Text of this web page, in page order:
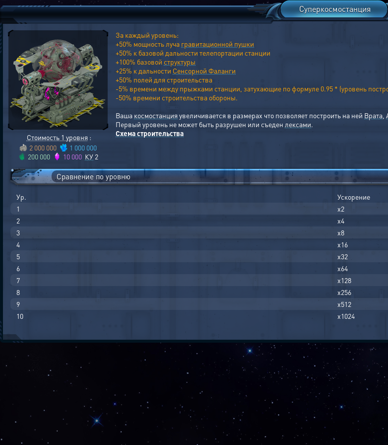
Суперкосмостанция
Стоимость 1 уровня :
2 000 000
1 000 000
200 000
10 000 КУ 2
За каждый уровень:
+50% мощность луча гравитационной пушки
+50% к базовой дальности телепортации станции
+100% базовой структуры
+25% к дальности Сенсорной Фаланги
+50% полей для строительства
-5% времени между прыжками станции, затухающие по формуле 0.95 * (уровень
-50% времени строительства обороны.
Ваша космостанцияувеличивается в размерах что позволяет построить на ней Врата
Первый уровень не может быть разрушен или съеден лексами.
Схема строительства
Сравнение по уровню
Ур.
Ускорение
1
x2
2
x4
3
x8
4
x16
5
x32
6
x64
7
x128
8
x256
9
x512
10
x1024